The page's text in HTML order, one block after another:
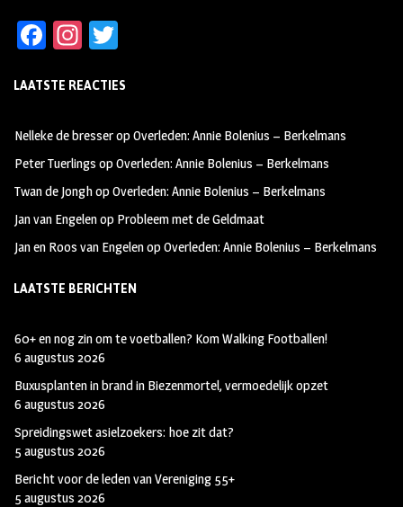
Fa
b
oo
k
In
ag
m
tt
LAATSTE REACTIES
Nelleke de bresseropOverleden: Annie Bolenius – Berkelmans
Peter Tuerlings opOverleden: Annie Bolenius – Berkelmans
Twan de JonghopOverleden: Annie Bolenius – Berkelmans
Jan van Engelenop Probleem met de Geldmaat
Jan en Roos van EngelenopOverleden: Annie Bolenius – Berkelmans
LAATSTE BERICHTEN
60+ en nog zin om te voetballen? Kom Walking Footballen!
6 augustus 2026
Buxusplanten in brand in Biezenmortel, vermoedelijk opzet
6 augustus 2026
Spreidingswet asielzoekers: hoe zit dat?
5 augustus 2026
Bericht voor de leden van Vereniging 55+
5 augustus 2026